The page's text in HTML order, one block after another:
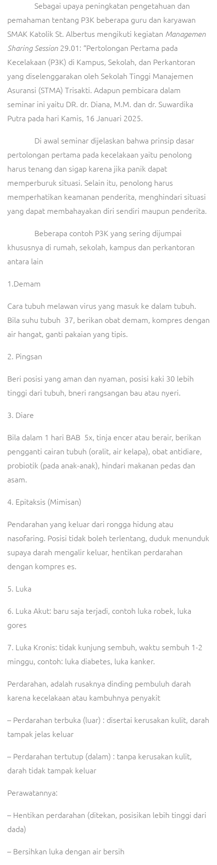
Sebagai upaya peningkatan pengetahuan dan
pemahaman tentang P3K beberapa guru dan karyawan
SMAK Katolik St. Albertus mengikuti kegiatan Managemen
Sharing Session 29.01: “Pertolongan Pertama pada
Kecelakaan (P3K) di Kampus, Sekolah, dan Perkantoran
yang diselenggarakan oleh Sekolah Tinggi Manajemen
Asuransi (STMA) Trisakti. Adapun pembicara dalam
seminar ini yaitu DR. dr. Diana, M.M. dan dr. Suwardika
Putra pada hari Kamis, 16 Januari 2025.
Di awal seminar dijelaskan bahwa prinsip dasar
pertolongan pertama pada kecelakaan yaitu penolong
harus tenang dan sigap karena jika panik dapat
memperburuk situasi. Selain itu, penolong harus
memperhatikan keamanan penderita, menghindari situasi
yang dapat membahayakan diri sendiri maupun penderita.
Beberapa contoh P3K yang sering dijumpai
khususnya di rumah, sekolah, kampus dan perkantoran
antara lain
1.Demam
Cara tubuh melawan virus yang masuk ke dalam tubuh.
Bila suhu tubuh 37, berikan obat demam, kompres dengan
air hangat, ganti pakaian yang tipis.
2. Pingsan
Beri posisi yang aman dan nyaman, posisi kaki 30 lebih
tinggi dari tubuh, bneri rangsangan bau atau nyeri.
3. Diare
Bila dalam 1 hari BAB 5x, tinja encer atau berair, berikan
pengganti cairan tubuh (oralit, air kelapa), obat antidiare,
probiotik (pada anak-anak), hindari makanan pedas dan
asam.
4. Epitaksis (Mimisan)
Pendarahan yang keluar dari rongga hidung atau
nasofaring. Posisi tidak boleh terlentang, duduk menunduk
supaya darah mengalir keluar, hentikan perdarahan
dengan kompres es.
5. Luka
6. Luka Akut: baru saja terjadi, contoh luka robek, luka
gores
7. Luka Kronis: tidak kunjung sembuh, waktu sembuh 1-2
minggu, contoh: luka diabetes, luka kanker.
Perdarahan, adalah rusaknya dinding pembuluh darah
karena kecelakaan atau kambuhnya penyakit
– Perdarahan terbuka (luar) : disertai kerusakan kulit, darah
tampak jelas keluar
– Perdarahan tertutup (dalam) : tanpa kerusakan kulit,
darah tidak tampak keluar
Perawatannya:
– Hentikan perdarahan (ditekan, posisikan lebih tinggi dari
dada)
– Bersihkan luka dengan air bersih